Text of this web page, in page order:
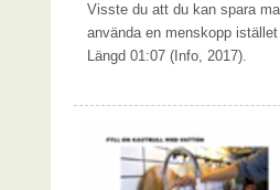
Visste du att du kan spara
använda en menskopp
Längd 01:07 (Info, 2017).